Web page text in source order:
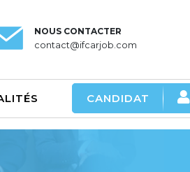
NOUS CONTACTER
contact@ifcarjob.com
CANDIDAT